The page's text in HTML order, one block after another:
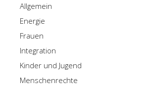
Allgemein
Energie
Frauen
Integration
Kinder und Jugend
Menschenrechte